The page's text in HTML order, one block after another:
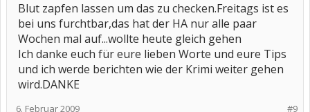
Blut zapfen lassen um das zu checken.Freitags ist es
bei uns furchtbar,das hat der HA nur alle paar
Wochen mal auf...wollte heute gleich gehen
Ich danke euch für eure lieben Worte und eure Tips
und ich werde berichten wie der Krimi weiter gehen
wird.DANKE
#9
6. Februar 2009